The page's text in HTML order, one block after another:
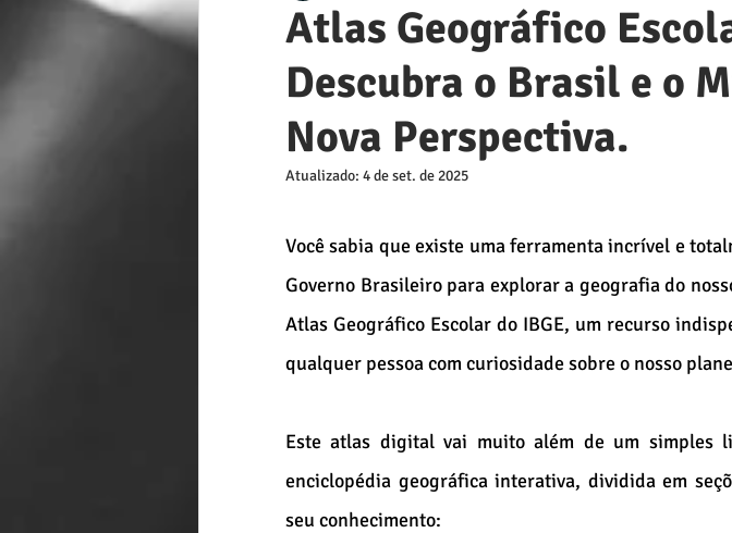
Atlas Geográfico
Descubra o Brasil e o
Nova Perspectiva.
Atualizado: 4 de set. de 2025
Você sabia que existe uma ferramenta incrível e
Governo Brasileiro para explorar a geografia do
Atlas Geográfico Escolar do IBGE, um recurso
qualquer pessoa com curiosidade sobre o nosso
Este atlas digital vai muito além de um simples
enciclopédia geográfica interativa, dividida em
seu conhecimento: